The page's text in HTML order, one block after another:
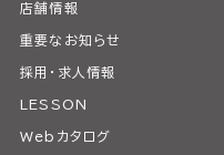
店舗情報
重要なお知らせ
採用・求人情報
LESSON
Webカタログ